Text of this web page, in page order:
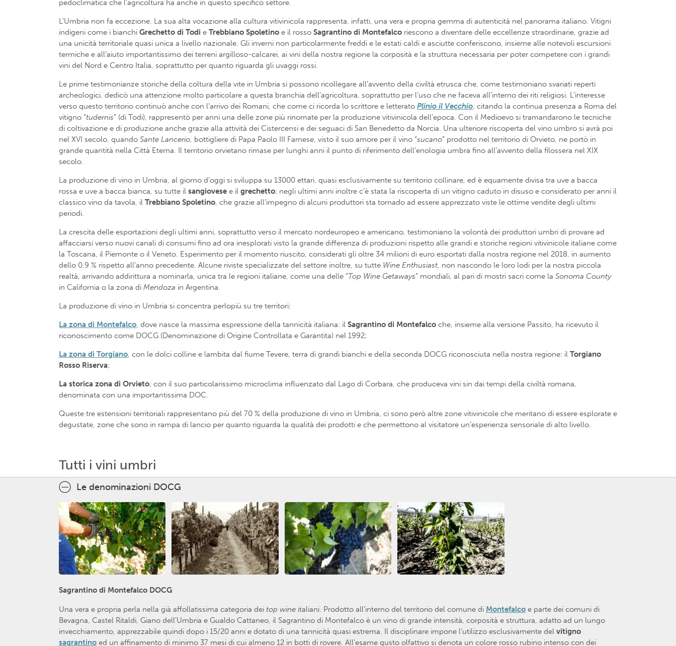
pedoclimatica che l’agricoltura ha anche in questo specifico settore.
L’Umbria non fa eccezione. La sua alta vocazione alla cultura vitivinicola rappresenta, infatti, una vera e propria gemma di autenticità nel panorama italiano. Vitigni
indigeni come i bianchi Grechetto di Todi e Trebbiano Spoletino e il rosso Sagrantino di Montefalco riescono a diventare delle eccellenze straordinarie, grazie ad
una unicità territoriale quasi unica a livello nazionale. Gli inverni non particolarmente freddi e le estati caldi e asciutte conferiscono, insieme alle notevoli escursioni
termiche e all’aiuto importantissimo dei terreni argilloso-calcarei, ai vini della nostra regione la corposità e la struttura necessaria per poter competere con i grandi
vini del Nord e Centro Italia, soprattutto per quanto riguarda gli uvaggi rossi.
Le prime testimonianze storiche della coltura della vite in Umbria si possono ricollegare all’avvento della civiltà etrusca che, come testimoniano svariati reperti
archeologici, dedicò una attenzione molto particolare a questa branchia dell’agricoltura, soprattutto per l’uso che ne faceva all’interno dei riti religiosi. L’interesse
verso questo territorio continuò anche con l’arrivo dei Romani, che come ci ricorda lo scrittore e letterato Plinio il Vecchio , citando la continua presenza a Roma del
vitigno “tudernis” (di Todi), rappresentò per anni una delle zone più rinomate per la produzione vitivinicola dell’epoca. Con il Medioevo si tramandarono le tecniche
di coltivazione e di produzione anche grazie alla attività dei Cistercensi e dei seguaci di San Benedetto da Norcia. Una ulteriore riscoperta del vino umbro si avrà poi
nel XVI secolo, quando Sante Lancerio , bottigliere di Papa Paolo III Farnese, visto il suo amore per il vino “sucano” prodotto nel territorio di Orvieto, ne portò in
grande quantità nella Città Eterna. Il territorio orvietano rimase per lunghi anni il punto di riferimento dell’enologia umbra fino all’avvento della filossera nel XIX
secolo.
La produzione di vino in Umbria, al giorno d’oggi si sviluppa su 13000 ettari, quasi esclusivamente su territorio collinare, ed è equamente divisa tra uve a bacca
rossa e uve a bacca bianca, su tutte il sangiovese e il grechetto; negli ultimi anni inoltre c’è stata la riscoperta di un vitigno caduto in disuso e considerato per anni il
classico vino da tavola, il Trebbiano Spoletino , che grazie all’impegno di alcuni produttori sta tornado ad essere apprezzato viste le ottime vendite degli ultimi
periodi.
La crescita delle esportazioni degli ultimi anni, soprattutto verso il mercato nordeuropeo e americano, testimoniano la volontà dei produttori umbri di provare ad
affacciarsi verso nuovi canali di consumi fino ad ora inesplorati visto la grande differenza di produzioni rispetto alle grandi e storiche regioni vitivinicole italiane come
la Toscana, il Piemonte o il Veneto. Esperimento per il momento riuscito, considerati gli oltre 34 milioni di euro esportati dalla nostra regione nel 2018, in aumento
dello 0,9 % rispetto all’anno precedente. Alcune riviste specializzate del settore inoltre, su tutte Wine Enthusiast , non nascondo le loro lodi per la nostra piccola
realtà, arrivando addirittura a nominarla, unica tra le regioni italiane, come una delle “Top Wine Getaways” mondiali, al pari di mostri sacri come la Sonoma County
in California o la zona di Mendoza in Argentina.
La produzione di vino in Umbria si concentra perlopiù su tre territori:
La zona di Montefalco , dove nasce la massima espressione della tannicità italiana: il Sagrantino di Montefalco che, insieme alla versione Passito, ha ricevuto il
riconoscimento come DOCG (Denominazione di Origine Controllata e Garantita) nel 1992;
La zona di Torgiano , con le dolci colline e lambita dal fiume Tevere, terra di grandi bianchi e della seconda DOCG riconosciuta nella nostra regione: il Torgiano
Rosso Riserva;
La storica zona di Orvieto , con il suo particolarissimo microclima influenzato dal Lago di Corbara, che produceva vini sin dai tempi della civiltà romana,
denominata con una importantissima DOC.
Queste tre estensioni territoriali rappresentano più del 70 % della produzione di vino in Umbria, ci sono però altre zone vitivinicole che meritano di essere esplorate e
degustate, zone che sono in rampa di lancio per quanto riguarda la qualità dei prodotti e che permettono al visitatore un’esperienza sensoriale di alto livello.
Tutti i vini umbri
Le denominazioni DOCG
Sagrantino di Montefalco DOCG
Una vera e propria perla nella già affollatissima categoria dei top wine italiani. Prodotto all’interno del territorio del comune di Montefalco e parte dei comuni di
Bevagna, Castel Ritaldi, Giano dell’Umbria e Gualdo Cattaneo, il Sagrantino di Montefalco è un vino di grande intensità, corposità e struttura, adatto ad un lungo
invecchiamento, apprezzabile quindi dopo i 15/20 anni e dotato di una tannicità quasi estrema. Il disciplinare impone l’utilizzo esclusivamente del vitigno
sagrantino ed un affinamento di minimo 37 mesi di cui almeno 12 in botti di rovere. All’esame gusto olfattivo si denota un colore rosso rubino intenso con dei